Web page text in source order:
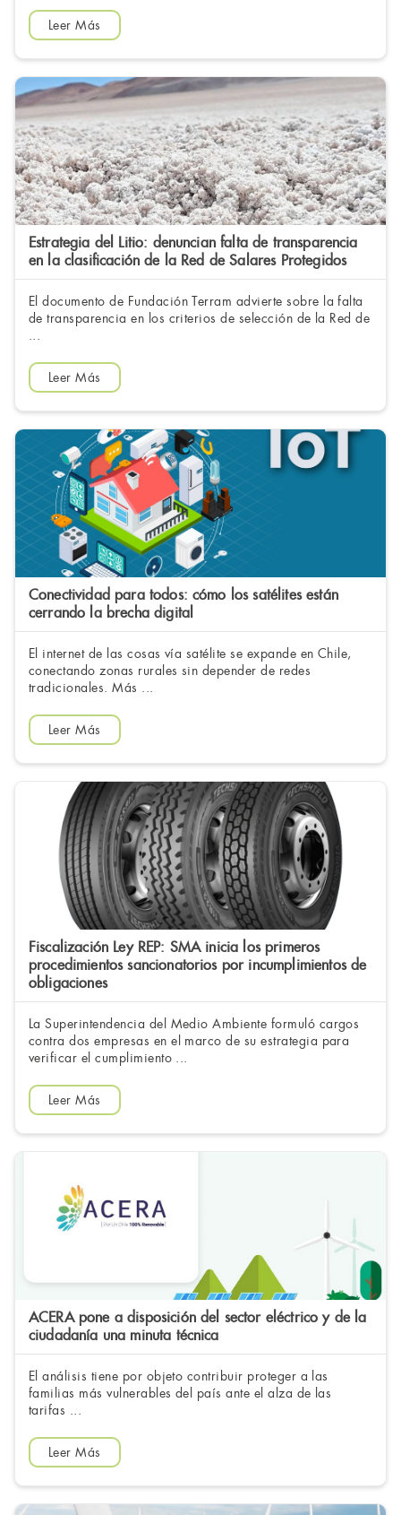
Leer Más
Estrategia del Litio: denuncian falta de transparencia
en la clasificación de la Red de Salares Protegidos
El documento de Fundación Terram advierte sobre la falta
de transparencia en los criterios de selección de la Red de
...
Leer Más
Conectividad para todos: cómo los satélites están
cerrando la brecha digital
El internet de las cosas vía satélite se expande en Chile,
conectando zonas rurales sin depender de redes
tradicionales. Más ...
Leer Más
Fiscalización Ley REP: SMA inicia los primeros
procedimientos sancionatorios por incumplimientos de
obligaciones
La Superintendencia del Medio Ambiente formuló cargos
contra dos empresas en el marco de su estrategia para
verificar el cumplimiento ...
Leer Más
ACERA pone a disposición del sector eléctrico y de la
ciudadanía una minuta técnica
El análisis tiene por objeto contribuir proteger a las
familias más vulnerables del país ante el alza de las
tarifas ...
Leer Más